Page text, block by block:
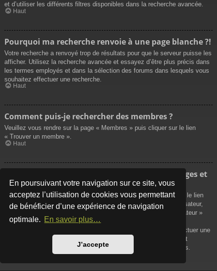
En poursuivant votre navigation sur ce site, vous
acceptez l’utilisation de cookies vous permettant
de bénéficier d’une expérience de navigation
optimale. En savoir plus…
J’accepte
et d’utiliser les différents filtres disponibles dans la recherche avancée.
Haut
Pourquoi ma recherche renvoie à une page blanche ?!
Votre recherche a renvoyé trop de résultats pour que le serveur puisse les
afficher. Utilisez la recherche avancée et essayez d’être plus précis dans
les termes employés et dans la sélection des forums dans lesquels vous
souhaitez effectuer une recherche.
Haut
Comment puis-je rechercher des membres ?
Veuillez vous rendre sur la page « Membres » puis cliquer sur le lien
« Trouver un membre ».
Haut
Comment puis-je retrouver mes propres messages et
sujets ?
Vos propres messages peuvent être affichés soit en cliquant sur le lien
« Afficher vos messages » dans le panneau de contrôle de l’utilisateur,
soit en cliquant sur le lien « Rechercher les messages de l’utilisateur »
sur la page de votre propre profil ou soit en cliquant sur le menu
« Raccourcis » situé sur la partie supérieure du forum. Pour effectuer une
recherche de vos propres sujets, utilisez la recherche avancée et
remplissez convenablement les options qui vous sont disponibles.